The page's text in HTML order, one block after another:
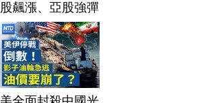
股飆漲、亞股強彈